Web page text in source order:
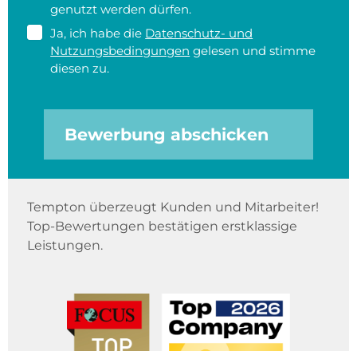
genutzt werden dürfen.
Ja, ich habe die Datenschutz- und
Nutzungsbedingungen gelesen und stimme
diesen zu.
Bewerbung abschicken
Tempton überzeugt Kunden und Mitarbeiter!
Top-Bewertungen bestätigen erstklassige
Leistungen.